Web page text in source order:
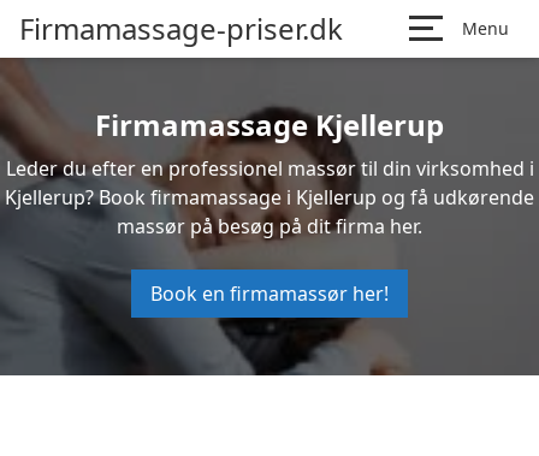
Firmamassage-priser.dk Menu
Firmamassage Kjellerup
Leder du efter en professionel massør til din virksomhed i
Kjellerup? Book firmamassage i Kjellerup og få udkørende
massør på besøg på dit firma her.
Book en firmamassør her!